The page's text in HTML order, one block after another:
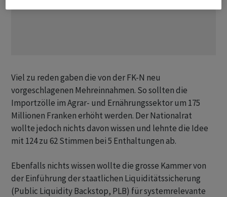
Viel zu reden gaben die von der FK-N neu
vorgeschlagenen Mehreinnahmen. So sollten die
Importzölle im Agrar- und Ernährungssektor um 175
Millionen Franken erhöht werden. Der Nationalrat
wollte jedoch nichts davon wissen und lehnte die Idee
mit 124 zu 62 Stimmen bei 5 Enthaltungen ab.
Ebenfalls nichts wissen wollte die grosse Kammer von
der Einführung der staatlichen Liquiditätssicherung
(Public Liquidity Backstop, PLB) für systemrelevante